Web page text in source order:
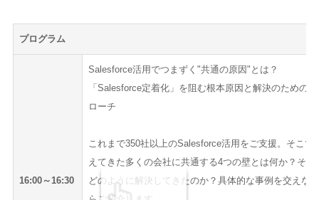
プログラム
16:00～16:30
Salesforce活用でつまずく"共通の原因"とは？
「Salesforce定着化」を阻む根本原因と解決のための
ローチ
これまで350社以上のSalesforce活用をご支援。そこで
えてきた多くの会社に共通する4つの壁とは何か？それ
どのように解決してきたのか？具体的な事例を交えなが